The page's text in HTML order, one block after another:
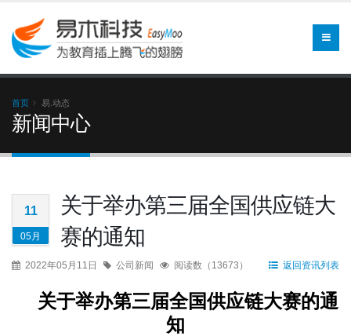
首页 易.动态
新闻中心
11
05月
关于举办第三届全国供应链大
赛的通知
2022年05月11日 公司新闻 阅读数（13673） 返回资讯列表
关于举办第三届全国供应链大赛的通
知